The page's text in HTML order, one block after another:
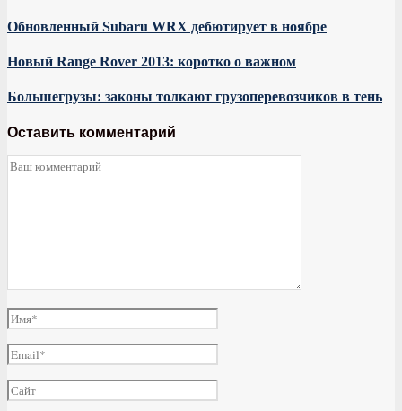
Обновленный Subaru WRX дебютирует в ноябре
Новый Range Rover 2013: коротко о важном
Большегрузы: законы толкают грузоперевозчиков в тень
Оставить комментарий